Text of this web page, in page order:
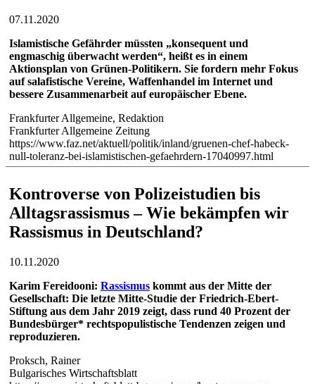
07.11.2020
Islamistische Gefährder müssten „konsequent und
engmaschig überwacht werden“, heißt es in einem
Aktionsplan von Grünen-Politikern. Sie fordern mehr Fokus
auf salafistische Vereine, Waffenhandel im Internet und
bessere Zusammenarbeit auf europäischer Ebene.
Frankfurter Allgemeine, Redaktion
Frankfurter Allgemeine Zeitung
https://www.faz.net/aktuell/politik/inland/gruenen-chef-habeck-
null-toleranz-bei-islamistischen-gefaehrdern-17040997.html
Kontroverse von Polizeistudien bis
Alltagsrassismus – Wie bekämpfen wir
Rassismus in Deutschland?
10.11.2020
Karim Fereidooni: Rassismus kommt aus der Mitte der
Gesellschaft: Die letzte Mitte-Studie der Friedrich-Ebert-
Stiftung aus dem Jahr 2019 zeigt, dass rund 40 Prozent der
Bundesbürger* rechtspopulistische Tendenzen zeigen und
reproduzieren.
Proksch, Rainer
Bulgarisches Wirtschaftsblatt